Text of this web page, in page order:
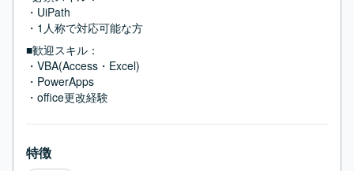
・UiPath
・1人称で対応可能な方
■歓迎スキル：
・VBA(Access・Excel)
・PowerApps
・office更改経験
特徴